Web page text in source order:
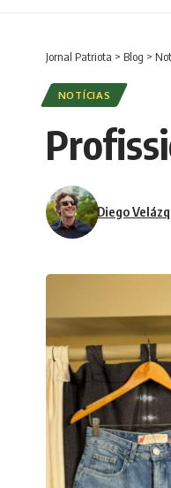
Jornal Patriota > Blog >
NOTÍCIAS
Diego